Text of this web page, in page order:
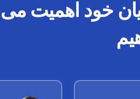
خود اهمیت می